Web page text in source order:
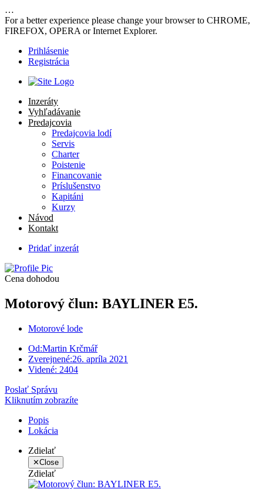
…
For a better experience please change your browser to CHROME,
FIREFOX, OPERA or Internet Explorer.
Prihlásenie
Registrácia
Inzeráty
Vyhľadávanie
Predajcovia
Predajcovia lodí
Servis
Charter
Poistenie
Financovanie
Príslušenstvo
Kapitáni
Kurzy
Návod
Kontakt
Pridať inzerát
Cena dohodou
Motorový člun: BAYLINER E5.
Motorové lode
Od:Martin Krčmář
Zverejnené:26. apríla 2021
Videné: 2404
Poslať Správu
Kliknutím zobrazíte
Popis
Lokácia
Zdielať
✕Close
Zdielať